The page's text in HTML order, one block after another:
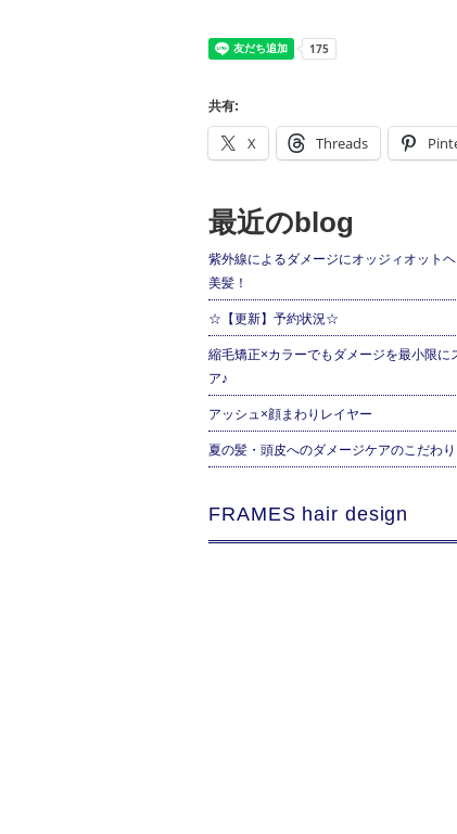
共有:
X Threads
最近のblog
紫外線によるダメージにオッジィオット
美髪！
☆【更新】予約状況☆
縮毛矯正×カラーでもダメージを最小限に
ア♪
アッシュ×顔まわりレイヤー
夏の髪・頭皮へのダメージケアのこだわり
FRAMES hair design